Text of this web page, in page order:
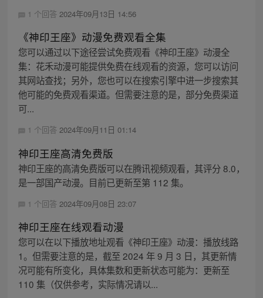
1 个回答 2024年09月13日 14:56
《神印王座》动漫免费观看全集
您可以通过以下途径尝试免费观看《神印王座》动漫全
集：花禾动漫可能提供免费在线观看的资源，您可以访问
其网站查找；另外，您也可以在搜索引擎中进一步搜索其
他可能的免费观看渠道。但需要注意的是，部分免费渠道
可...
1 个回答 2024年09月11日 01:14
神印王座高清免费版
神印王座的高清免费版可以在腾讯视频观看，其评分 8.0，
是一部国产动漫。目前已更新至第 112 集。
1 个回答 2024年09月08日 23:07
神印王座在线观看动漫
您可以在以下播放地址观看《神印王座》动漫：播放线路
1。但需要注意的是，截至 2024 年 9 月 3 日，其更新情
况可能有所变化，具体集数和更新状态可能为：更新至
110 集（仅供参考，实际情况请以...